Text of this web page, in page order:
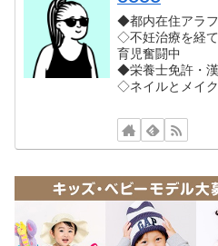
◆都内在住アラ
◇不妊治療を経
育児奮闘中
◆栄養士免許・
◇ネイルとメイ